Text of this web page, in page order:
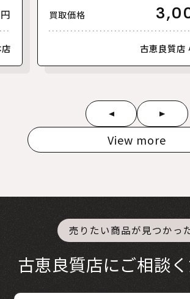
円
ックス【中古】
買取価格
古恵良質店
View more
売りたい商品が見つかっ
古恵良質店にご相談く